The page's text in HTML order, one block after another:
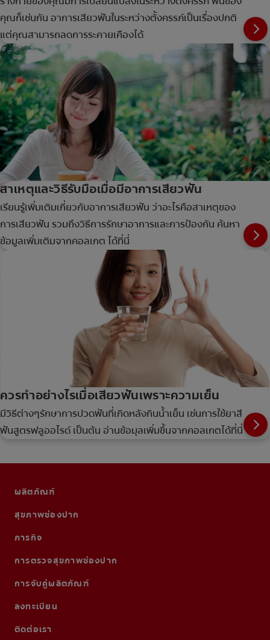
คุณก็เช่นกัน อาการเสียวฟันในระหว่างตั้งครรภ์เป็นเรื่องปกติ
แต่คุณสามารถลดการระคายเคืองได้
สาเหตุและวิธีรับมือเมื่อมีอาการเสียวฟัน
เรียนรู้เพิ่มเติมเกี่ยวกับอาการเสียวฟัน ว่าอะไรคือสาเหตุของ
การเสียวฟัน รวมถึงวิธีการรักษาอาการและการป้องกัน ค้นหา
ข้อมูลเพิ่มเติมจากคอลเกต ได้ที่นี่
ควรทำอย่างไรเมื่อเสียวฟันเพราะความเย็น
มีวิธีต่างๆรักษาการปวดฟันที่เกิดหลังกินน้ำเย็น เช่นการใช้ยาสี
ฟันสูตรฟลูออไรด์ เป็นต้น อ่านข้อมุลเพิ่มขึ้นจากคอลเกตได้ที่นี่
ผลิตภัณฑ์
สุขภาพช่องปาก
ภารกิจ
การตรวจสุขภาพช่องปาก
การจับคู่ผลิตภัณฑ์
ลงทะเบียน
ติดต่อเรา